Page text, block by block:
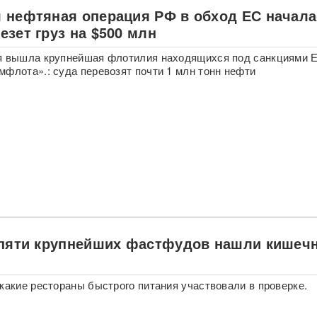
нефтяная операция РФ в обход ЕС
груз на $500 млн
вышла крупнейшая флотилия находящихся под санкциями
суда перевозят почти 1 млн тонн нефти
крупнейших фастфудов нашли
рестораны быстрого питания участвовали в проверке.